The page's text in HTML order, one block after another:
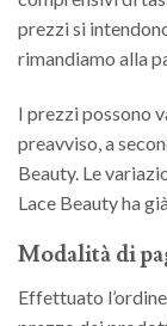
prezzi si
rimandiamo alla
I prezzi possono
preavviso, a
Beauty. Le
Lace Beautyha
Modalità di
Effettuato